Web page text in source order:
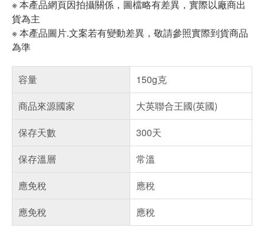
※ 本產品網頁因拍攝關係，圖檔略有差異，實際以廠商出
貨為主
※ 本產品圖片.文案若有變動差異，敬請參照實際到貨商品
為準
容量
150g克
商品來源國家
大英聯合王國(英國)
保存天數
300天
保存溫層
常溫
應免稅
應稅
應免稅
應稅